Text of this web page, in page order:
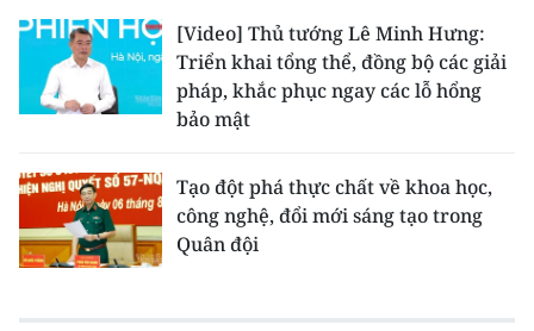
[Video] Thủ tướng Lê Minh Hưng:
Triển khai tổng thể, đồng bộ các giải
pháp, khắc phục ngay các lỗ hổng
bảo mật
Tạo đột phá thực chất về khoa học,
công nghệ, đổi mới sáng tạo trong
Quân đội